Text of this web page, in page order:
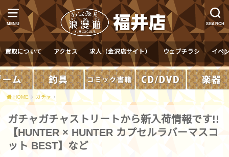
MENU SEARCH
買取について アクセス 求人（金沢店サイト） ウェブチラシ イベ
HOME ガチャ
ガチャガチャストリートから新入荷情報です!!
【HUNTER × HUNTER カプセルラバーマスコ
ット BEST】など